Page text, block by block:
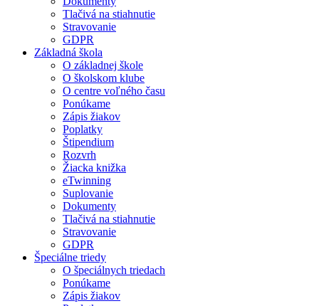
Tlačivá na stiahnutie
Stravovanie
GDPR
Základná škola
O základnej škole
O školskom klube
O centre voľného času
Ponúkame
Zápis žiakov
Poplatky
Štipendium
Rozvrh
Žiacka knižka
eTwinning
Suplovanie
Dokumenty
Tlačivá na stiahnutie
Stravovanie
GDPR
Špeciálne triedy
O špeciálnych triedach
Ponúkame
Zápis žiakov